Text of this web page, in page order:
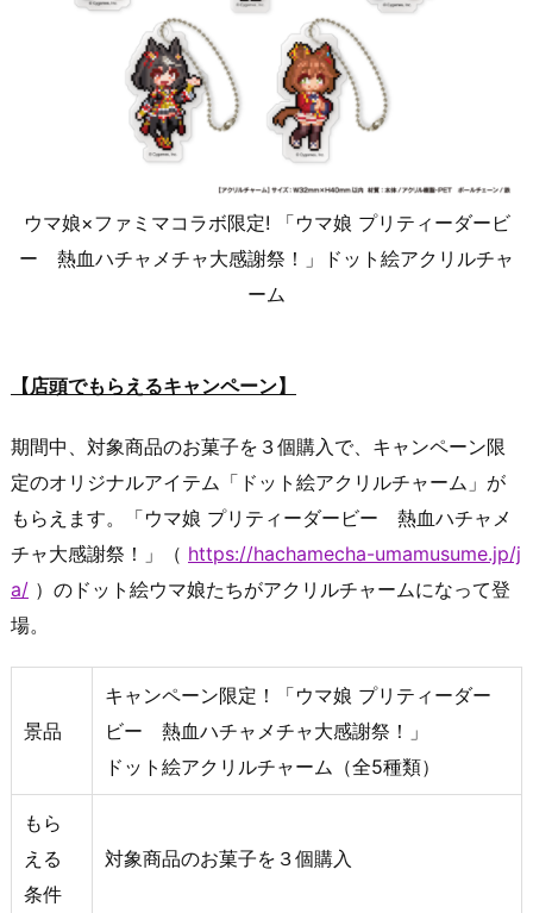
ウマ娘×ファミマコラボ限定! 「ウマ娘 プリティーダービ
ー 熱血ハチャメチャ大感謝祭！」ドット絵アクリルチャ
ーム
【店頭でもらえるキャンペーン】
期間中、対象商品のお菓子を３個購入で、キャンペーン限
定のオリジナルアイテム「ドット絵アクリルチャーム」が
もらえます。「ウマ娘 プリティーダービー 熱血ハチャメ
チャ大感謝祭！」（ https://hachamecha-umamusume.jp/j
a/ ）のドット絵ウマ娘たちがアクリルチャームになって登
場。
景品
キャンペーン限定！「ウマ娘 プリティーダー
ビー 熱血ハチャメチャ大感謝祭！」
ドット絵アクリルチャーム（全5種類）
もら
える
条件
対象商品のお菓子を３個購入